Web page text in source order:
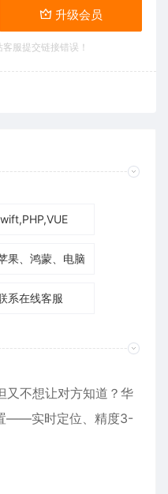
升级会员
服提交链接错误！
果、鸿蒙、电脑
系在线客服
又不想让对方知道？华
——实时定位、精度3-